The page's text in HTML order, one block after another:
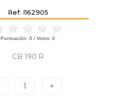
Ref: I162905
Puntuación: 0 / Votos: 0
CB 190 R
1 +